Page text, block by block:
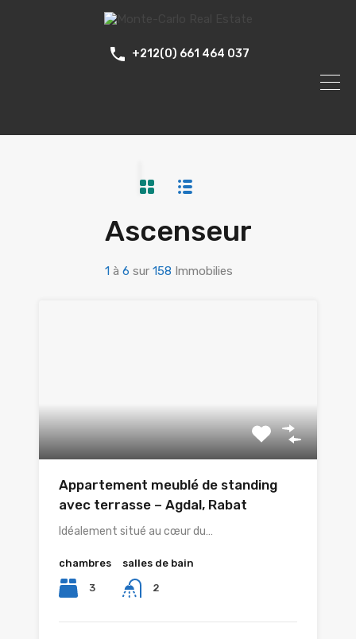
+212(0) 661 464 037
Ascenseur
1 à 6 sur 158 Immobilies
Appartement meublé de standing
avec terrasse – Agdal, Rabat
Idéalement situé au cœur du…
chambres
3
salles de bain
2